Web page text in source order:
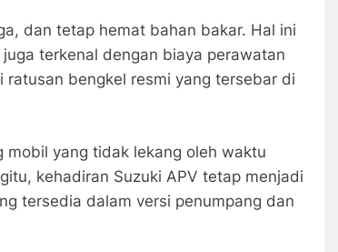
dan tetap hemat bahan bakar. Hal ini
terkenal dengan biaya perawatan
bengkel resmi yang tersebar di
mobil yang tidak lekang oleh waktu
kehadiran Suzuki APV tetap menjadi
tersedia dalam versi penumpang dan